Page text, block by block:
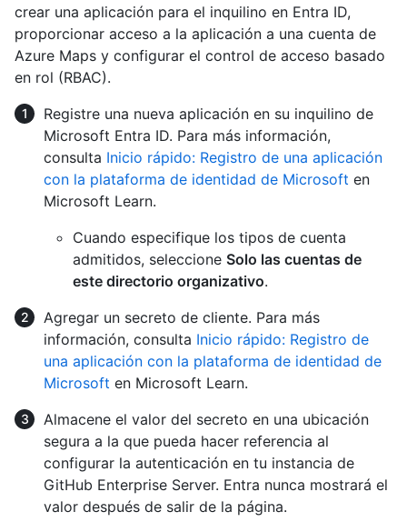
crear una aplicación para el inquilino en Entra ID,
proporcionar acceso a la aplicación a una cuenta de
Azure Maps y configurar el control de acceso basado
en rol (RBAC).
Registre una nueva aplicación en su inquilino de
Microsoft Entra ID. Para más información,
consulta Inicio rápido: Registro de una aplicación
con la plataforma de identidad de Microsoft en
Microsoft Learn.
Cuando especifique los tipos de cuenta
admitidos, seleccione Solo las cuentas de
este directorio organizativo.
Agregar un secreto de cliente. Para más
información, consulta Inicio rápido: Registro de
una aplicación con la plataforma de identidad de
Microsoft en Microsoft Learn.
Almacene el valor del secreto en una ubicación
segura a la que pueda hacer referencia al
configurar la autenticación en tu instancia de
GitHub Enterprise Server. Entra nunca mostrará el
valor después de salir de la página.